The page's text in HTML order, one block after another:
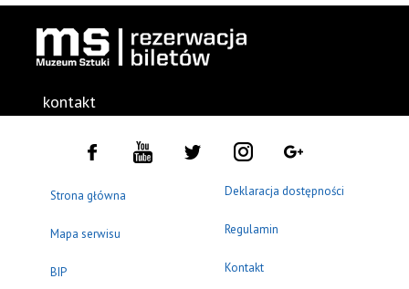
kontakt
Strona główna
Mapa serwisu
BIP
Deklaracja dostępności
Regulamin
Kontakt